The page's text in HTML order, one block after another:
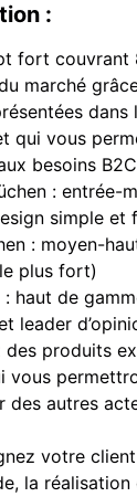
:
fort couvrant
marché
dans
qui vous
besoins
: entrée-
simple et
: moyen-
plus fort)
haut de
leader
des produits
vous
des autres
votre
la